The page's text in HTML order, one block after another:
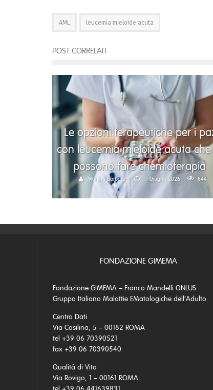
AML leucemia mieloide acuta
POST CORRELATI
Le opzioni terapeutiche per i
con leucemia mieloide acuta
possono fare chemioterapia
Martina Barbaro 11 Giugno 2026 844
FONDAZIONE GIMEMA
Fondazione GIMEMA – Franco Mandelli ONLUS
Gruppo Italiano Malattie EMatologiche dell’Adulto
Centro Dati
Via Casilina, 5 – 00182 ROMA
tel +39 06 70390521
fax +39 06 70390540
Qualità di Vita
Via Rovigo, 1 – 00161 ROMA